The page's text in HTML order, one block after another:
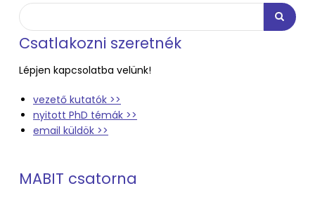
Keresés
Keresés
Csatlakozni szeretnék
Lépjen kapcsolatba velünk!
vezető kutatók >>
nyitott PhD témák >>
email küldök >>
MABIT csatorna